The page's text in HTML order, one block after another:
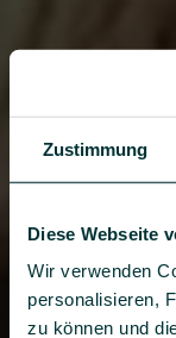
Zustimmung
Diese Webseite
Wir verwenden
personalisieren,
zu können und